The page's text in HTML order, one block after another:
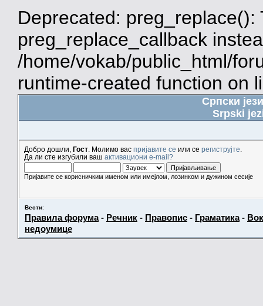
Deprecated:
preg_replace_callback
/home/vokab/public_html/
runtime-created function on
Српски
Srpski
Добро дошли, Гост . Молимо вас пријавите се или се региструјте
Да ли сте изгубили ваш активациони e-mail?
Пријавите се корисничким именом или имејлом, лозинком и дужином сесије
Вести:
Правила форума- Речник - Правопис - Граматика-
недоумице